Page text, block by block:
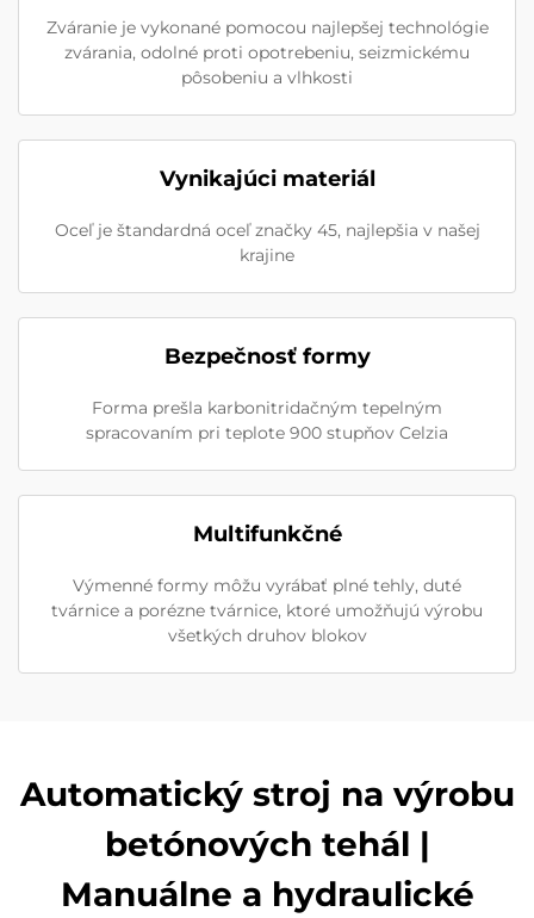
Zváranie je vykonané pomocou najlepšej technológie
zvárania, odolné proti opotrebeniu, seizmickému
pôsobeniu a vlhkosti
Vynikajúci materiál
Oceľ je štandardná oceľ značky 45, najlepšia v našej
krajine
Bezpečnosť formy
Forma prešla karbonitridačným tepelným
spracovaním pri teplote 900 stupňov Celzia
Multifunkčné
Výmenné formy môžu vyrábať plné tehly, duté
tvárnice a porézne tvárnice, ktoré umožňujú výrobu
všetkých druhov blokov
Automatický stroj na výrobu
betónových tehál |
Manuálne a hydraulické